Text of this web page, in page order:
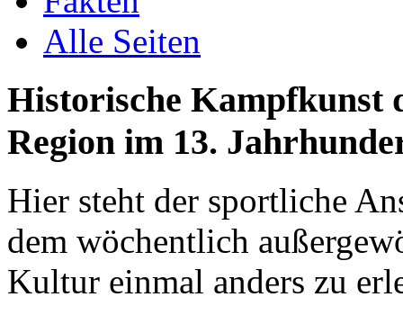
Alle Seiten
Historische Kampfkunst
Region im 13.
Hier steht der sportliche
dem wöchentlich
Kultur einmal anders zu